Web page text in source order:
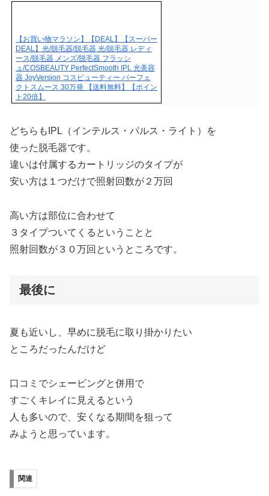
【お買い物マラソン】【DEAL】【スーパー
DEAL】光/脱毛器/脱毛器 光/脱毛器 レディ
ース/脱毛器 メンズ/脱毛器 フラッシ
ュ/COSBEAUTY PerfectSmooth IPL 光美容
器 JoyVersion コスビューティー パーフェ
クトスムース 30万発 【送料無料】【ポイン
ト20倍】
どちらもIPL（インテルス・パルス・ライト）を
使った脱毛器です。
違いは付属するカートリッジのタイプが
安い方は１つだけで照射回数が２万回
高い方は部位に合わせて
３タイプついてくるということと
照射回数が３０万回というところです。
最後に
夏も近いし、早めに脱毛に取り掛かりたい
ところだったんだけど
口コミでシェービングと併用で
すごくキレイに見えるという
人も多いので、安くなる期間を狙って
みようと思っています。
関連